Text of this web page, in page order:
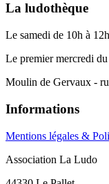
La ludothèque
Le samedi de 10h à
Le premier mercredi
Moulin de Gervaux -
Informations
Mentions légales &
Association La Ludo